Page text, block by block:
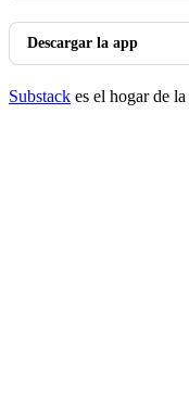
Descargar la app
Substack es el hogar de